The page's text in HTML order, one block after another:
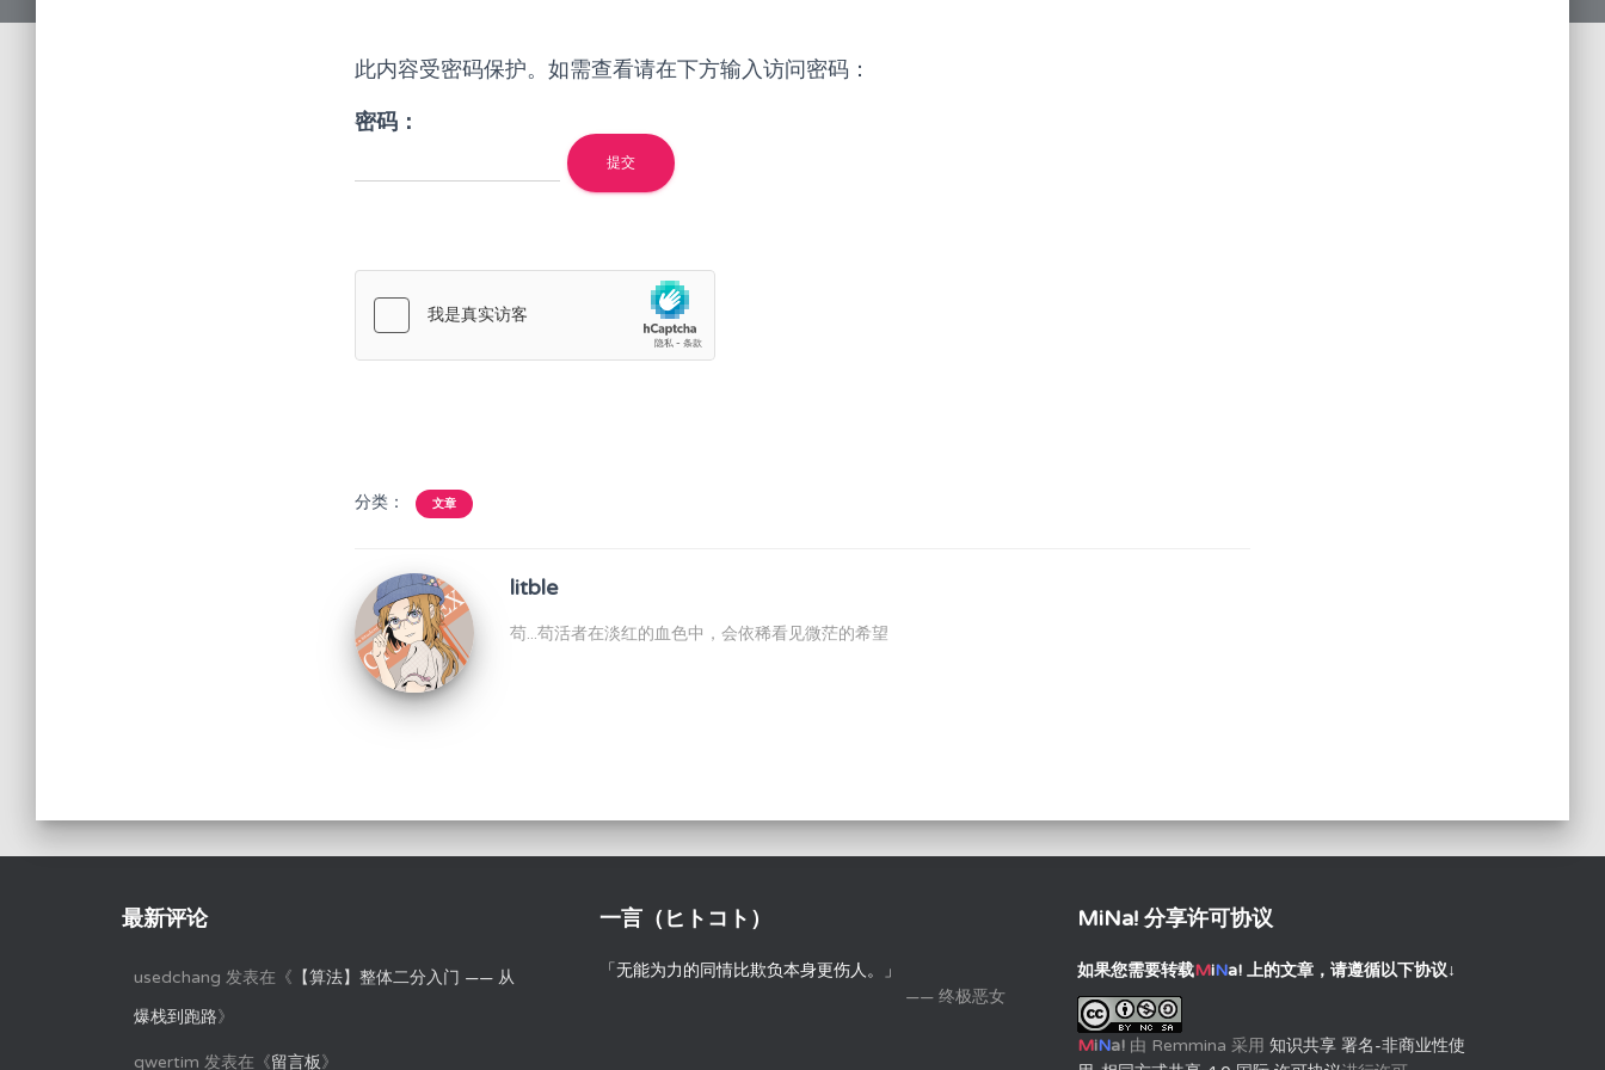
此内容受密码保护。如需查看请在下方输入访问密码：
密码：
分类： 文章
litble
苟...苟活者在淡红的血色中，会依稀看见微茫的希望
最新评论
usedchang 发表在《 【算法】整体二分入门 —— 从
爆栈到跑路》
qwertim 发表在《留言板》
一言（ヒトコト）
「无能为力的同情比欺负本身更伤人。」
—— 终极恶女
MiNa! 分享许可协议
如果您需要转载MiNa! 上的文章，请遵循以下协议↓
MiNa! 由 Remmina 采用 知识共享 署名-非商业性使